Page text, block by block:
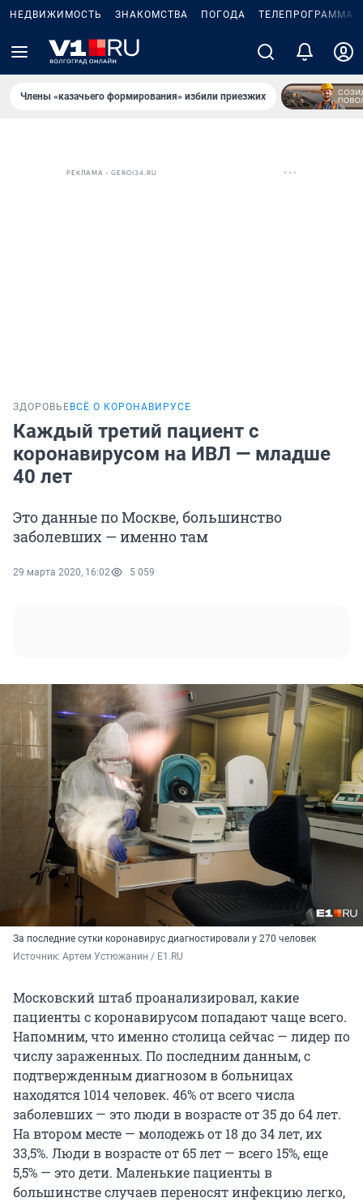
НЕДВИЖИМОСТЬ ЗНАКОМСТВА ПОГОДА ТЕЛЕПРОГРАММА
Члены «казачьего формирования» избили приезжих
РЕКЛАМА • GEROI34.RU
ЗДОРОВЬЕ ВСЁ О КОРОНАВИРУСЕ
Каждый третий пациент с
коронавирусом на ИВЛ — младше
40 лет
Это данные по Москве, большинство
заболевших — именно там
29 марта 2020, 16:02 5 059
За последние сутки коронавирус диагностировали у 270 человек
Источник: Артем Устюжанин / E1.RU
Московский штаб проанализировал, какие
пациенты с коронавирусом попадают чаще всего.
Напомним, что именно столица сейчас — лидер по
числу зараженных. По последним данным, с
подтвержденным диагнозом в больницах
находятся 1014 человек. 46% от всего числа
заболевших — это люди в возрасте от 35 до 64 лет.
На втором месте — молодежь от 18 до 34 лет, их
33,5%. Люди в возрасте от 65 лет — всего 15%, еще
5,5% — это дети. Маленькие пациенты в
большинстве случаев переносят инфекцию легко,